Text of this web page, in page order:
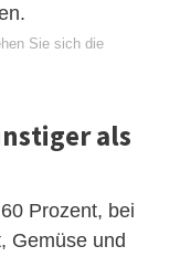
Sie sich die
als
Prozent, bei
Gemüse und